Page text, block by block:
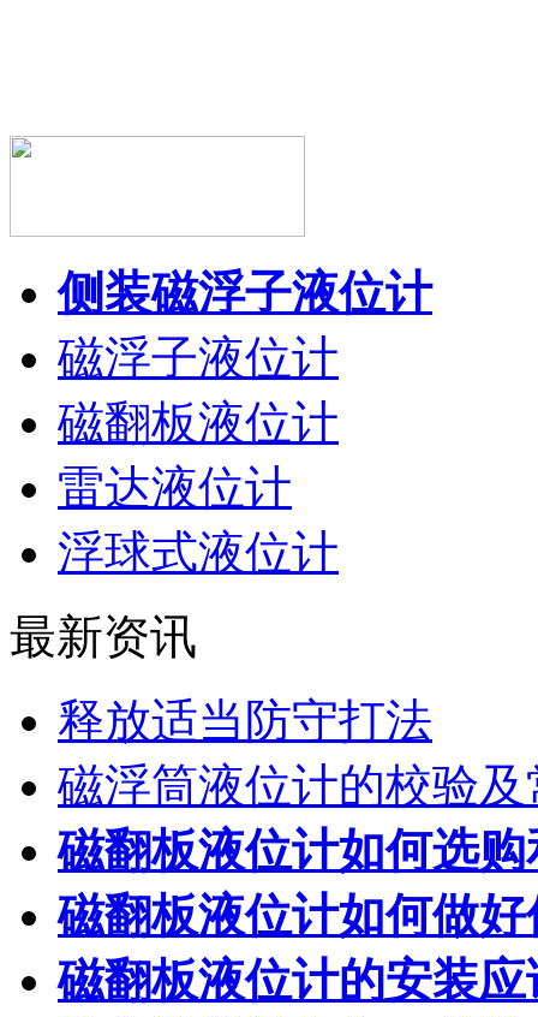
侧装磁浮子液位计
磁浮子液位计
磁翻板液位计
雷达液位计
浮球式液位计
最新资讯
释放适当防守打法
磁浮筒液位计的校验
磁翻板液位计如何选
磁翻板液位计如何做
磁翻板液位计的安装